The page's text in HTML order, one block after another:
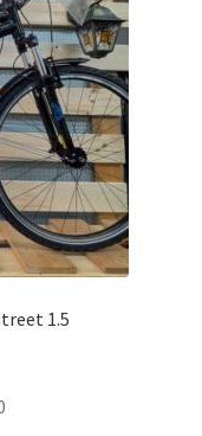
1.5